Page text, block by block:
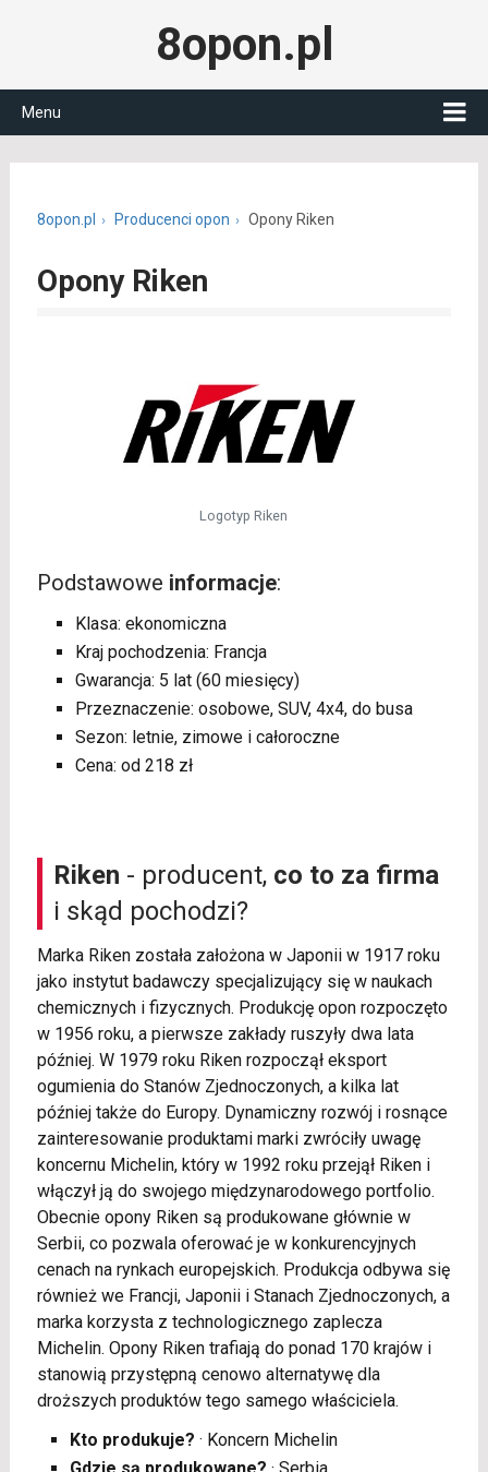
8opon.pl
Menu
8opon.pl Producenci opon Opony Riken
Opony Riken
Logotyp Riken
Podstawowe informacje:
Klasa: ekonomiczna
Kraj pochodzenia: Francja
Gwarancja: 5 lat (60 miesięcy)
Przeznaczenie: osobowe, SUV, 4x4, do busa
Sezon: letnie, zimowe i całoroczne
Cena: od 218 zł
Riken - producent, co to za firma
i skąd pochodzi?
Marka Riken została założona w Japonii w 1917 roku
jako instytut badawczy specjalizujący się w naukach
chemicznych i fizycznych. Produkcję opon rozpoczęto
w 1956 roku, a pierwsze zakłady ruszyły dwa lata
później. W 1979 roku Riken rozpoczął eksport
ogumienia do Stanów Zjednoczonych, a kilka lat
później także do Europy. Dynamiczny rozwój i rosnące
zainteresowanie produktami marki zwróciły uwagę
koncernu Michelin, który w 1992 roku przejął Riken i
włączył ją do swojego międzynarodowego portfolio.
Obecnie opony Riken są produkowane głównie w
Serbii, co pozwala oferować je w konkurencyjnych
cenach na rynkach europejskich. Produkcja odbywa się
również we Francji, Japonii i Stanach Zjednoczonych, a
marka korzysta z technologicznego zaplecza
Michelin. Opony Riken trafiają do ponad 170 krajów i
stanowią przystępną cenowo alternatywę dla
droższych produktów tego samego właściciela.
Kto produkuje? · Koncern Michelin
Gdzie są produkowane? · Serbia